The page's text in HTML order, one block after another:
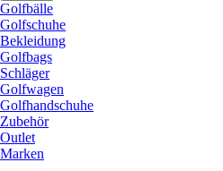
Golfbälle
Golfschuhe
Bekleidung
Golfbags
Schläger
Golfwagen
Golfhandschuhe
Zubehör
Outlet
Marken